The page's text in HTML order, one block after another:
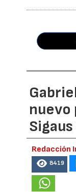
nuevo
Redacción
8419